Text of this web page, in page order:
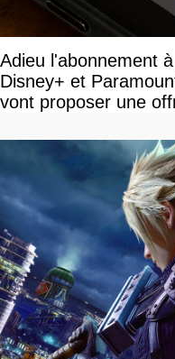
Adieu l'abonnement
Disney+ et
vont proposer une